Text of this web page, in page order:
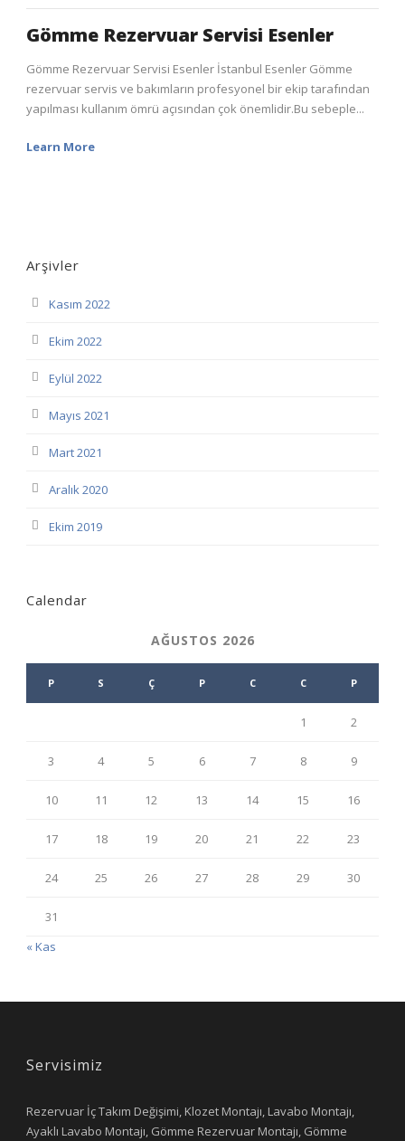
Gömme Rezervuar Servisi Esenler
Gömme Rezervuar Servisi Esenler İstanbul Esenler Gömme
rezervuar servis ve bakımların profesyonel bir ekip tarafından
yapılması kullanım ömrü açısından çok önemlidir.Bu sebeple...
Learn More
Arşivler
Kasım 2022
Ekim 2022
Eylül 2022
Mayıs 2021
Mart 2021
Aralık 2020
Ekim 2019
Calendar
AĞUSTOS 2026
P S Ç P C C P
1 2
3 4 5 6 7 8 9
10 11 12 13 14 15 16
17 18 19 20 21 22 23
24 25 26 27 28 29 30
31
« Kas
Servisimiz
Rezervuar İç Takım Değişimi, Klozet Montajı, Lavabo Montajı,
Ayaklı Lavabo Montajı, Gömme Rezervuar Montajı, Gömme